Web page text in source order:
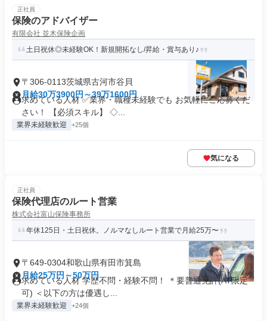
正社員
保険のアドバイザー
有限会社 並木保険企画
土日祝休◎未経験OK！新規開拓なし/昇給・賞与あり♪
〒306-0113茨城県古河市谷貝
月給30万3900円～39万1600円
求めている人材 ✅業界・職種未経験でも お気軽にご応募くだ
さい！ 【必須スキル】 ◇...
業界未経験歓迎 +25個
気になる
正社員
保険代理店のルート営業
株式会社富山保険事務所
年休125日・土日祝休。ノルマなしルート営業で月給25万〜
〒649-0304和歌山県有田市箕島
月給25万円～50万円
求めている人材 学歴不問・経験不問！ ＊要普通免許(AT限定
可) ＜以下の方は優遇し...
業界未経験歓迎 +24個